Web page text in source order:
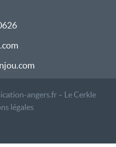
angers.fr – Le Cerkle
légales